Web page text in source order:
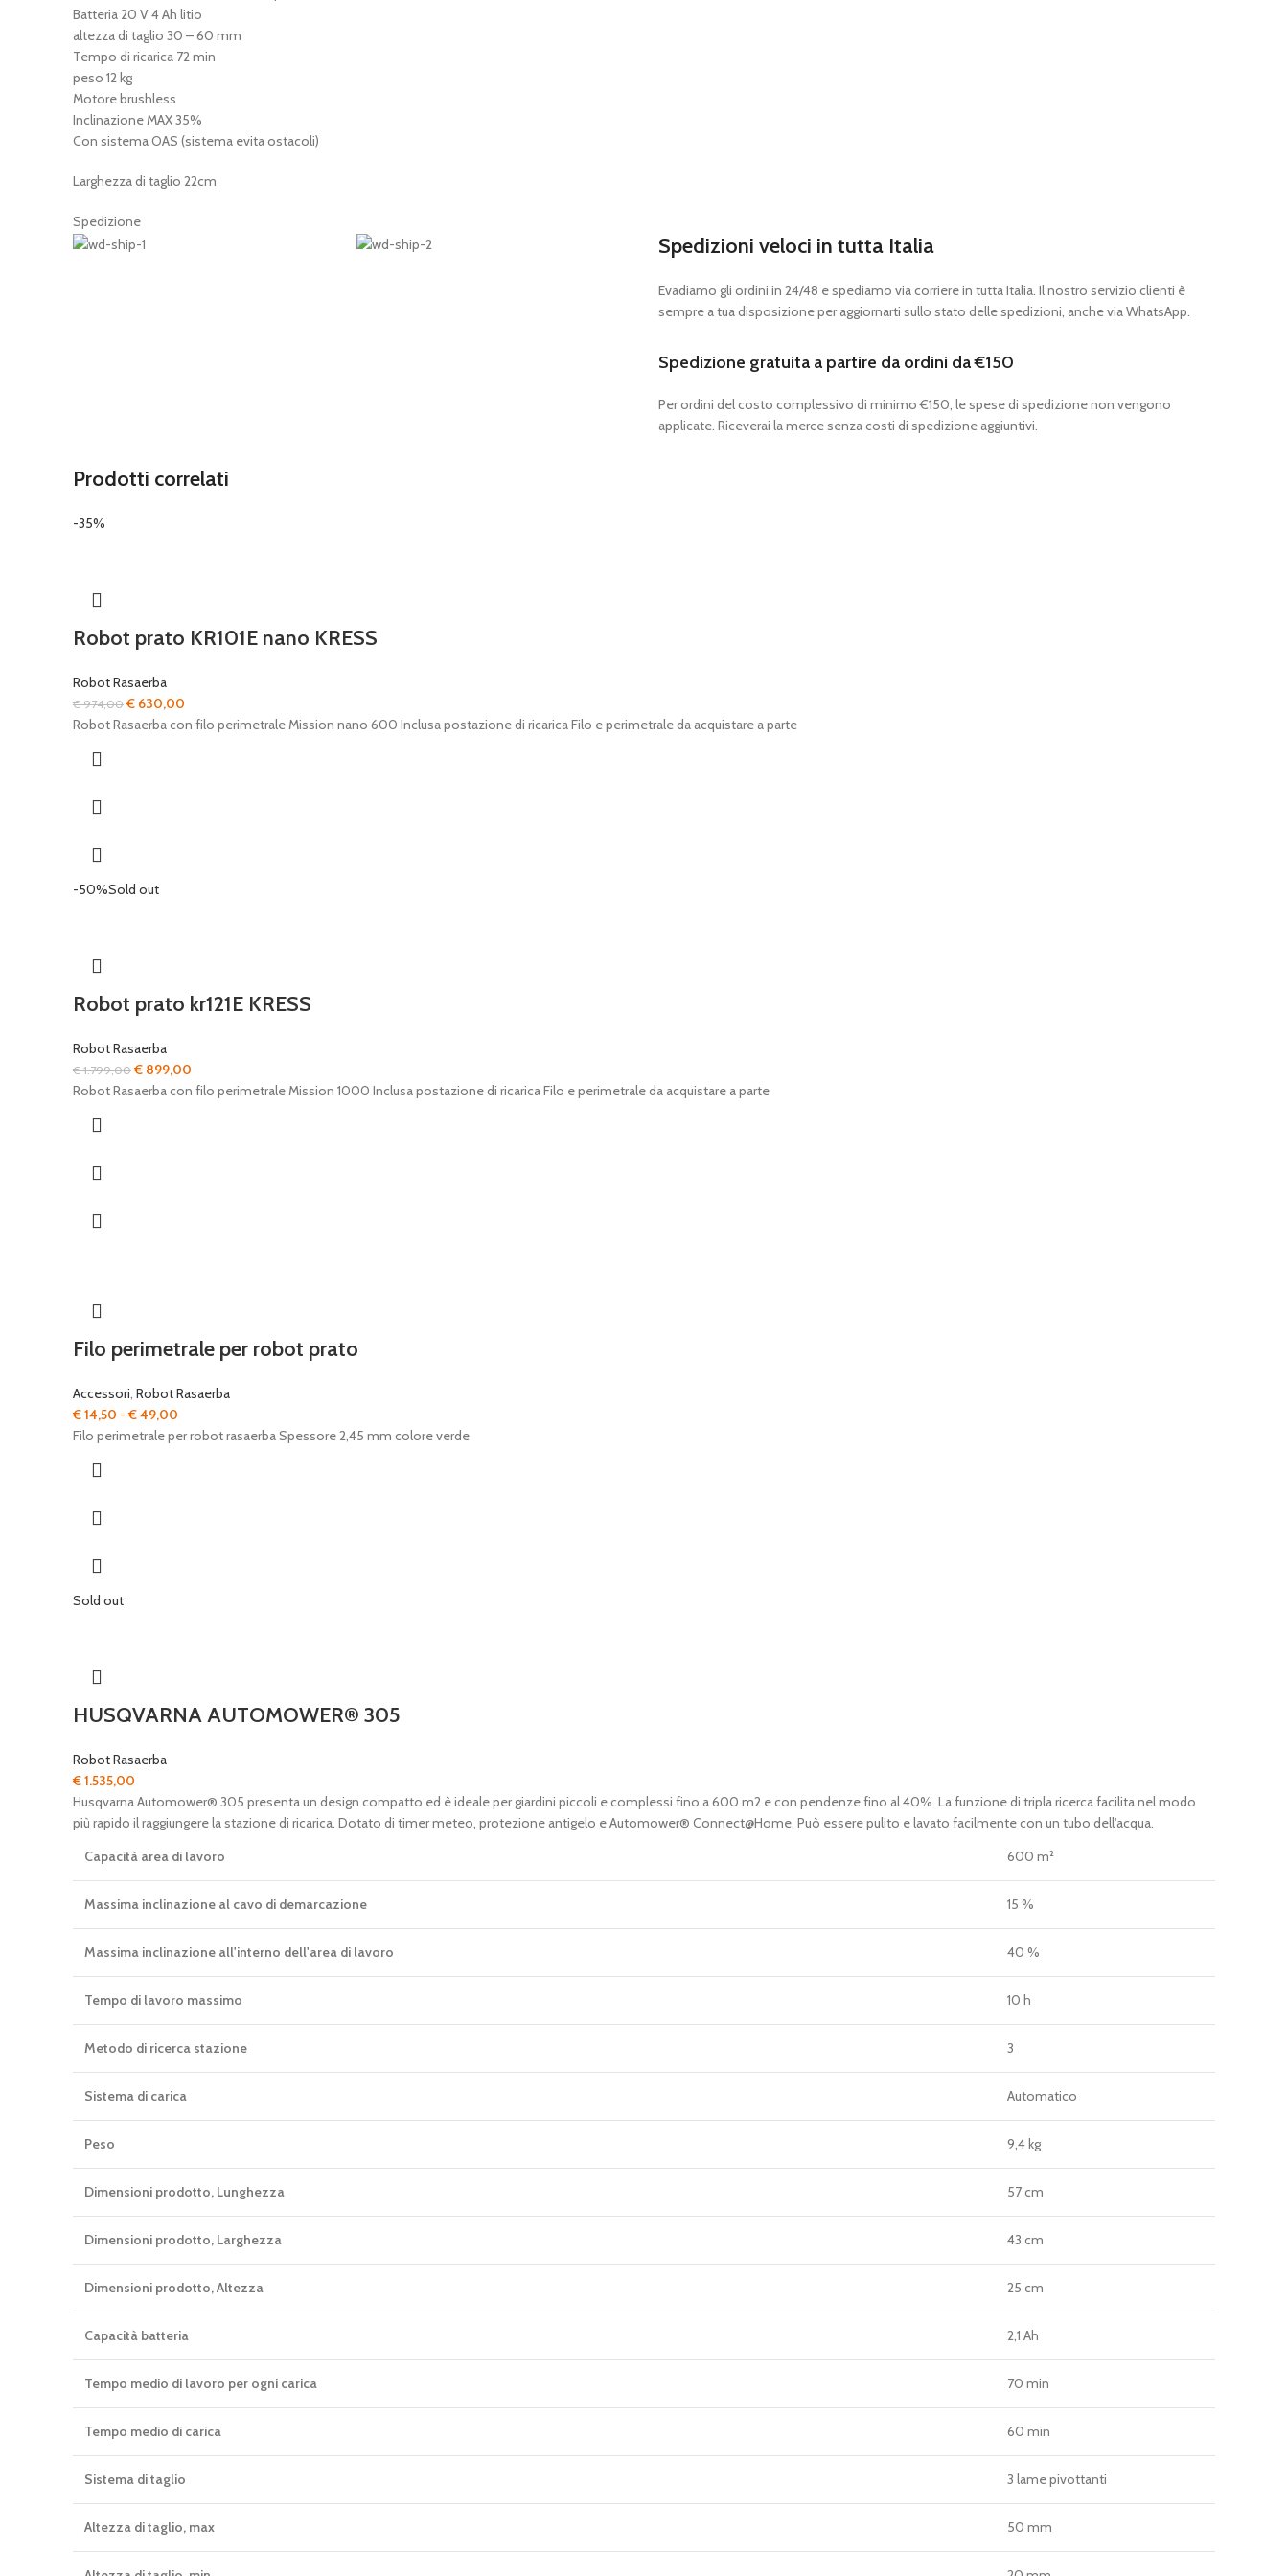
Batteria 20 V 4 Ah litio
altezza di taglio 30 – 60 mm
Tempo di ricarica 72 min
peso 12 kg
Motore brushless
Inclinazione MAX 35%
Con sistema OAS (sistema evita ostacoli)
Larghezza di taglio 22cm
Spedizione
Spedizioni veloci in tutta Italia
Evadiamo gli ordini in 24/48 e spediamo via corriere in tutta Italia. Il nostro servizio clienti è
sempre a tua disposizione per aggiornarti sullo stato delle spedizioni, anche via WhatsApp.
Spedizione gratuita a partire da ordini da €150
Per ordini del costo complessivo di minimo €150, le spese di spedizione non vengono
applicate. Riceverai la merce senza costi di spedizione aggiuntivi.
Prodotti correlati
-35%
Robot prato KR101E nano KRESS
Robot Rasaerba
€974,00Il
prezzo
€ 630,00
prezzo
Robot Rasaerba con filo perimetrale Mission nano 600 Inclusa postazione di ricarica Filo e perimetrale da acquistare a parte
-50%Sold out
Robot prato kr121E KRESS
Robot Rasaerba
€1.799,00Il
prezzo
€ 899,00
prezzo
Robot Rasaerba con filo perimetrale Mission 1000 Inclusa postazione di ricarica Filo e perimetrale da acquistare a parte
Filo perimetrale per robot prato
Accessori, Robot Rasaerba
€14,50 - €49,00
di
Filo perimetrale per robot rasaerba Spessore 2,45 mm colore verde
Sold out
HUSQVARNA AUTOMOWER® 305
Robot Rasaerba
€1.535,00
Husqvarna Automower® 305 presenta un design compatto ed è ideale per giardini piccoli e complessi fino a 600 m2 e con pendenze fino al 40%. La funzione di tripla ricerca facilita nel modo
più rapido il raggiungere la stazione di ricarica. Dotato di timer meteo, protezione antigelo e Automower® Connect@Home. Può essere pulito e lavato facilmente con un tubo dell'acqua.
Capacità area di lavoro
600 m²
Massima inclinazione al cavo di demarcazione 15 %
Massima inclinazione all'interno dell'area di lavoro 40 %
Tempo di lavoro massimo 10 h
Metodo di ricerca stazione 3
Sistema di carica Automatico
Peso 9,4 kg
Dimensioni prodotto, Lunghezza 57 cm
Dimensioni prodotto, Larghezza 43 cm
Dimensioni prodotto, Altezza 25 cm
Capacità batteria 2,1 Ah
Tempo medio di lavoro per ogni carica 70 min
Tempo medio di carica 60 min
Sistema di taglio 3 lame pivottanti
Altezza di taglio, max 50 mm